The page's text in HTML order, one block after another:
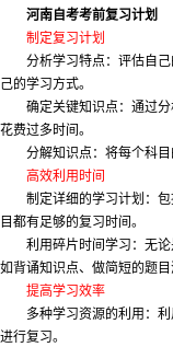
河南自考考前复习计划
制定复习计划
分析学习特点：评估自己
己的学习方式。
确定关键知识点：通过分
花费过多时间。
分解知识点：将每个科目
高效利用时间
制定详细的学习计划：包
目都有足够的复习时间。
利用碎片时间学习：无论
如背诵知识点、做简短的题目
提高学习效率
多种学习资源的利用：利
进行复习。